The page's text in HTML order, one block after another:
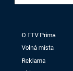
O FTV Prima
Volná místa
Reklama